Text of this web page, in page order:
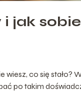
jak
wiesz, co się stało?
po takim